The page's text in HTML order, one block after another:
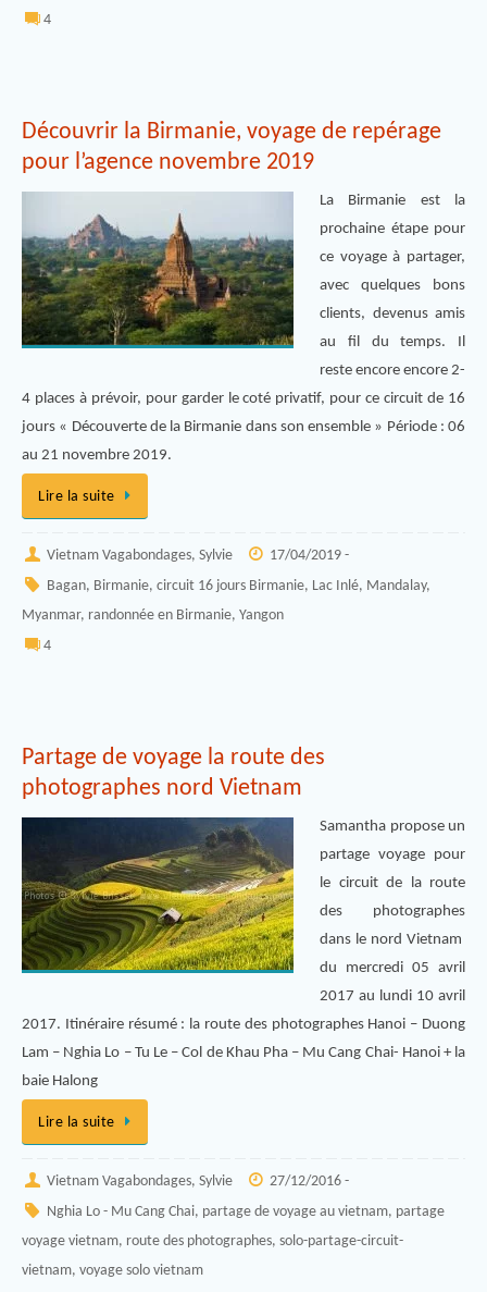
4
Découvrir la Birmanie, voyage de repérage
pour l’agence novembre 2019
La Birmanie est la
prochaine étape pour
ce voyage à partager,
avec quelques bons
clients, devenus amis
au fil du temps. Il
reste encore encore 2-
4 places à prévoir, pour garder le coté privatif, pour ce circuit de 16
jours « Découverte de la Birmanie dans son ensemble » Période : 06
au 21 novembre 2019.
Lire la suite
Vietnam Vagabondages, Sylvie 17/04/2019 -
Bagan, Birmanie, circuit 16 jours Birmanie, Lac Inlé, Mandalay,
Myanmar, randonnée en Birmanie, Yangon
4
Partage de voyage la route des
photographes nord Vietnam
Samantha propose un
partage voyage pour
le circuit de la route
des photographes
dans le nord Vietnam
du mercredi 05 avril
2017 au lundi 10 avril
2017. Itinéraire résumé : la route des photographes Hanoi – Duong
Lam – Nghia Lo – Tu Le – Col de Khau Pha – Mu Cang Chai- Hanoi + la
baie Halong
Lire la suite
Vietnam Vagabondages, Sylvie 27/12/2016 -
Nghia Lo - Mu Cang Chai, partage de voyage au vietnam, partage
voyage vietnam, route des photographes, solo-partage-circuit-
vietnam, voyage solo vietnam